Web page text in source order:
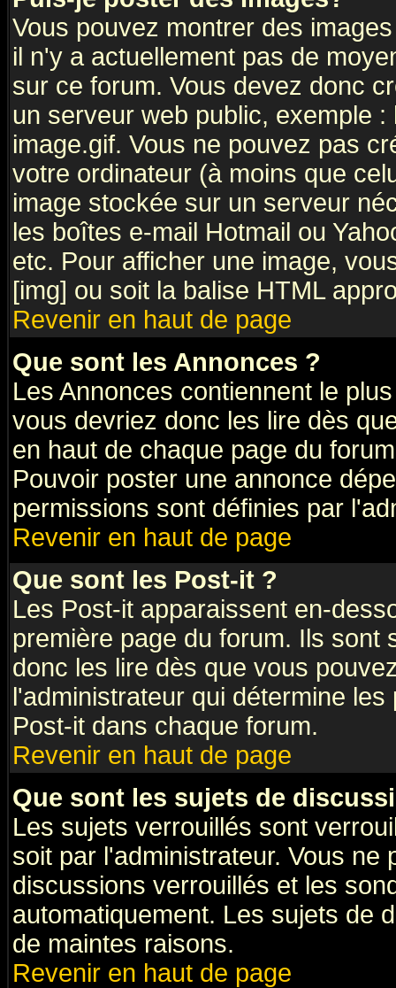
Vous pouvez montrer des
il n'y a actuellement pas de
sur ce forum. Vous devez donc
un serveur web public, exemple
image.gif. Vous ne pouvez pas
votre ordinateur (à moins que
image stockée sur un serveur
les boîtes e-mail Hotmail ou
etc. Pour afficher une image,
[img] ou soit la balise HTML
Revenir en haut de page
Que sont les Annonces ?
Les Annonces contiennent le
vous devriez donc les lire dès
en haut de chaque page du
Pouvoir poster une annonce
permissions sont définies par
Revenir en haut de page
Que sont les Post-it ?
Les Post-it apparaissent en-
première page du forum. Ils
donc les lire dès que vous
l'administrateur qui détermine
Post-it dans chaque forum.
Revenir en haut de page
Que sont les sujets de
Les sujets verrouillés sont
soit par l'administrateur. Vous
discussions verrouillés et les
automatiquement. Les sujets de
de maintes raisons.
Revenir en haut de page